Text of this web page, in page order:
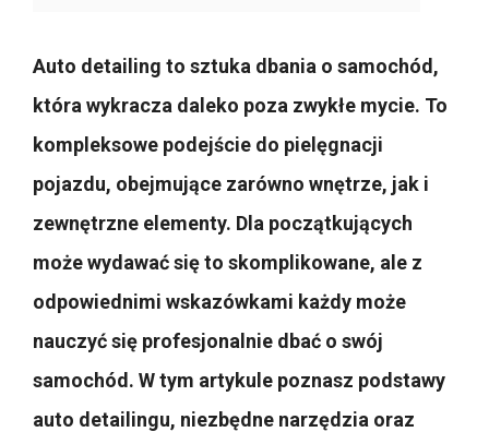
Auto detailing to sztuka dbania o samochód,
która wykracza daleko poza zwykłe mycie. To
kompleksowe podejście do pielęgnacji
pojazdu, obejmujące zarówno wnętrze, jak i
zewnętrzne elementy. Dla początkujących
może wydawać się to skomplikowane, ale z
odpowiednimi wskazówkami każdy może
nauczyć się profesjonalnie dbać o swój
samochód. W tym artykule poznasz podstawy
auto detailingu, niezbędne narzędzia oraz